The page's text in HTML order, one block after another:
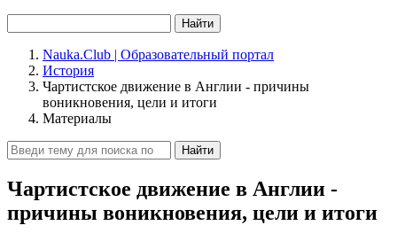
Найти
Nauka.Club | Образовательный портал
История
Чартистское движение в Англии - причины
воникновения, цели и итоги
Материалы
Найти
Чартистское движение в Англии -
причины воникновения, цели и итоги